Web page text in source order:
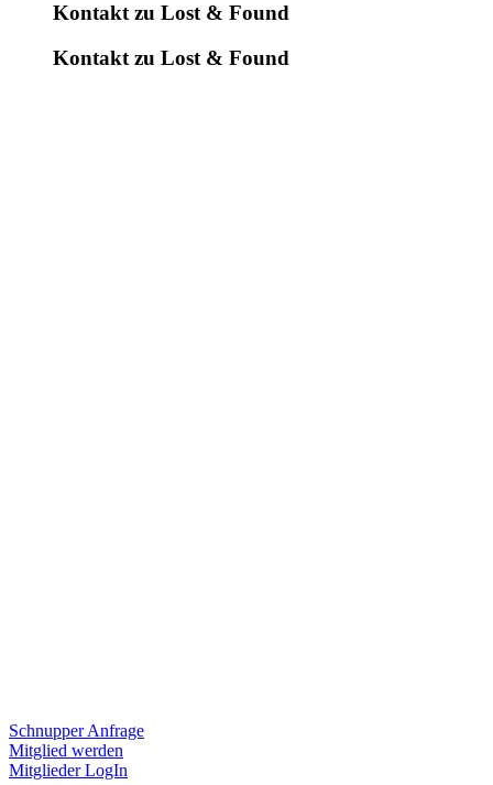
Kontakt zu Lost & Found
Kontakt zu Lost & Found
Schnupper Anfrage
Mitglied werden
Mitglieder LogIn